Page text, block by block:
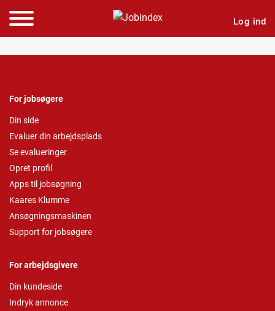
Log ind
For jobsøgere
Din side
Evaluer din arbejdsplads
Se evalueringer
Opret profil
Apps til jobsøgning
Kaares Klumme
Ansøgningsmaskinen
Support for jobsøgere
For arbejdsgivere
Din kundeside
Indryk annonce